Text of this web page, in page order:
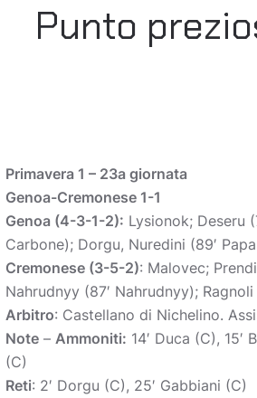
Punto
Primavera 1 – 23a giornata
Genoa-Cremonese 1-1
Genoa (4-3-1-2): Lysionok; Deseru
Carbone); Dorgu, Nuredini (89′
Cremonese (3-5-2): Malovec;
Nahrudnyy (87′ Nahrudnyy);
Arbitro: Castellano di Nichelino.
Note – Ammoniti: 14′ Duca (C),
(C)
Reti: 2′ Dorgu (C), 25′ Gabbiani (C)